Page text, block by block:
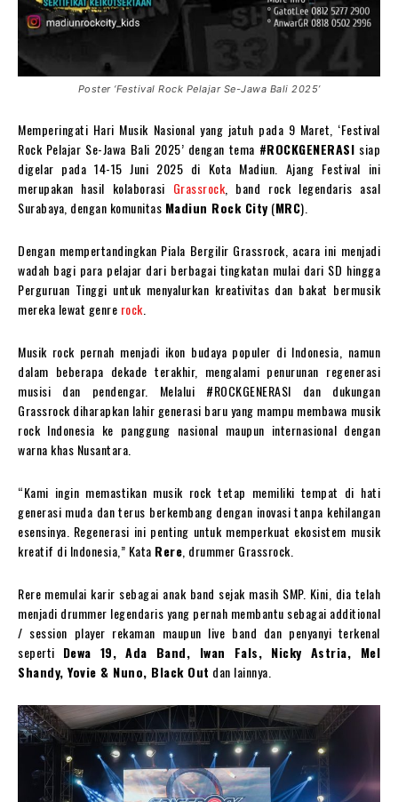
Poster ‘Festival Rock Pelajar Se-Jawa Bali 2025’
Memperingati Hari Musik Nasional yang jatuh pada 9 Maret, ‘Festival
Rock Pelajar Se-Jawa Bali 2025’ dengan tema #ROCKGENERASI siap
digelar pada 14-15 Juni 2025 di Kota Madiun. Ajang Festival ini
merupakan hasil kolaborasi Grassrock , band rock legendaris asal
Surabaya, dengan komunitas Madiun Rock City (MRC).
Dengan mempertandingkan Piala Bergilir Grassrock, acara ini menjadi
wadah bagi para pelajar dari berbagai tingkatan mulai dari SD hingga
Perguruan Tinggi untuk menyalurkan kreativitas dan bakat bermusik
mereka lewat genre rock
Musik rock pernah menjadi ikon budaya populer di Indonesia, namun
dalam beberapa dekade terakhir, mengalami penurunan regenerasi
musisi dan pendengar. Melalui #ROCKGENERASI dan dukungan
Grassrock diharapkan lahir generasi baru yang mampu membawa musik
rock Indonesia ke panggung nasional maupun internasional dengan
warna khas Nusantara.
“Kami ingin memastikan musik rock tetap memiliki tempat di hati
generasi muda dan terus berkembang dengan inovasi tanpa kehilangan
esensinya. Regenerasi ini penting untuk memperkuat ekosistem musik
kreatif di Indonesia,” Kata Rere , drummer Grassrock.
Rere memulai karir sebagai anak band sejak masih SMP. Kini, dia telah
menjadi drummer legendaris yang pernah membantu sebagai additional
/ session player rekaman maupun live band dan penyanyi terkenal
seperti Dewa 19, Ada Band, Iwan Fals, Nicky Astria, Mel
Shandy, Yovie & Nuno, Black Out dan lainnya.